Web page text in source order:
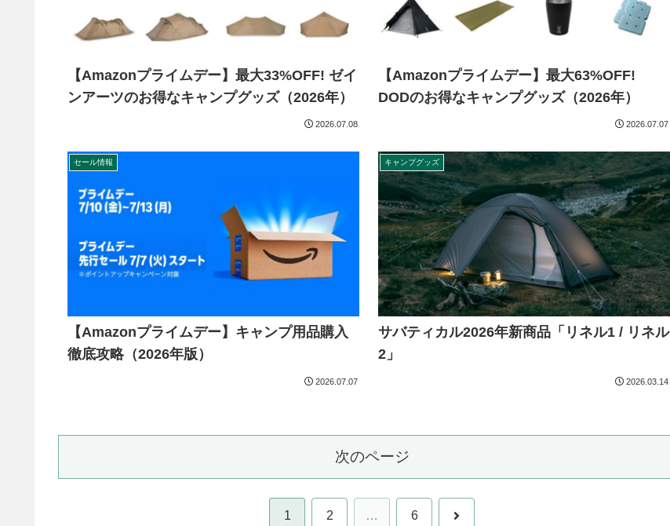
【Amazonプライムデー】最大33%OFF! ゼイ
ンアーツのお得なキャンプグッズ（2026年）
2026.07.08
【Amazonプライムデー】最大63%OFF!
DODのお得なキャンプグッズ（2026年）
2026.07.07
セール情報
【Amazonプライムデー】キャンプ用品購入
徹底攻略（2026年版）
2026.07.07
キャンプグッズ
サバティカル2026年新商品「リネル1 / リネル
2」
2026.03.14
次のページ
1 2 … 6 次